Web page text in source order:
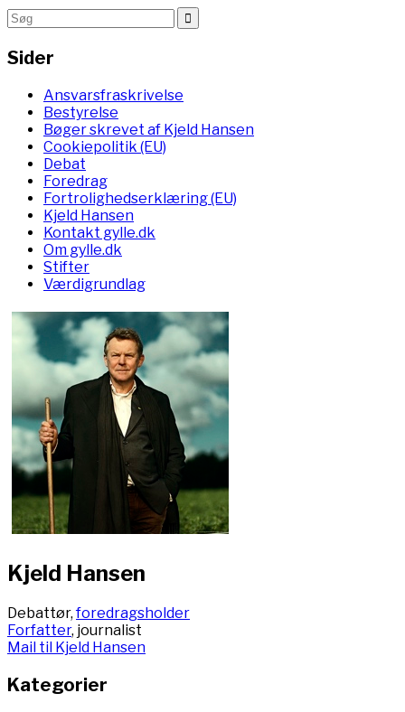
Sider
Ansvarsfraskrivelse
Bestyrelse
Bøger skrevet af Kjeld Hansen
Cookiepolitik (EU)
Debat
Foredrag
Fortrolighedserklæring (EU)
Kjeld Hansen
Kontakt gylle.dk
Om gylle.dk
Stifter
Værdigrundlag
Kjeld Hansen
Debattør,foredragsholder
Forfatter, journalist
Mail til Kjeld Hansen
Kategorier